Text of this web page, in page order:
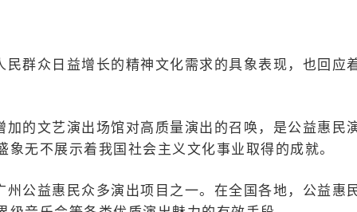
群众日益增长的精神文化需求的具象表现，也回应
的文艺演出场馆对高质量演出的召唤，是公益惠民
无不展示着我国社会主义文化事业取得的成就。
公益惠民众多演出项目之一。在全国各地，公益惠